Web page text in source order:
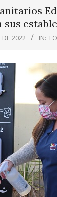
sus
2022 IN: